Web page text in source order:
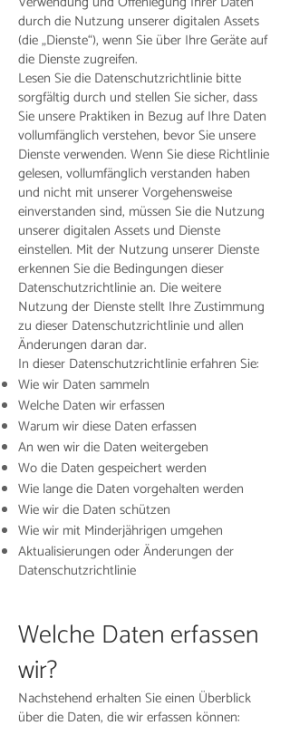
durch die Nutzung unserer digitalen Assets
(die „Dienste“), wenn Sie über Ihre Geräte auf
die Dienste zugreifen.
Lesen Sie die Datenschutzrichtlinie bitte
sorgfältig durch und stellen Sie sicher, dass
Sie unsere Praktiken in Bezug auf Ihre Daten
vollumfänglich verstehen, bevor Sie unsere
Dienste verwenden. Wenn Sie diese Richtlinie
gelesen, vollumfänglich verstanden haben
und nicht mit unserer Vorgehensweise
einverstanden sind, müssen Sie die Nutzung
unserer digitalen Assets und Dienste
einstellen. Mit der Nutzung unserer Dienste
erkennen Sie die Bedingungen dieser
Datenschutzrichtlinie an. Die weitere
Nutzung der Dienste stellt Ihre Zustimmung
zu dieser Datenschutzrichtlinie und allen
Änderungen daran dar.
In dieser Datenschutzrichtlinie erfahren Sie:
Wie wir Daten sammeln
Welche Daten wir erfassen
Warum wir diese Daten erfassen
An wen wir die Daten weitergeben
Wo die Daten gespeichert werden
Wie lange die Daten vorgehalten werden
Wie wir die Daten schützen
Wie wir mit Minderjährigen umgehen
Aktualisierungen oder Änderungen der
Datenschutzrichtlinie
Welche Daten erfassen
wir?
Nachstehend erhalten Sie einen Überblick
über die Daten, die wir erfassen können: